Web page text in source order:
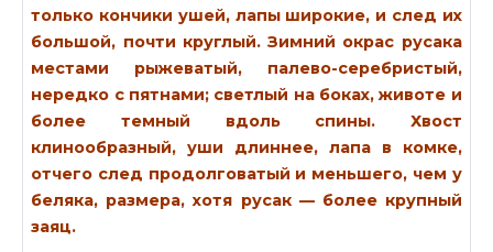
только кончики ушей, лапы широкие, и след их
большой, почти круглый. Зимний окрас русака
местами рыжеватый, палево-серебристый,
нередко с пятнами; светлый на боках, животе и
более темный вдоль спины. Хвост
клинообразный, уши длиннее, лапа в комке,
отчего след продолговатый и меньшего, чем у
беляка, размера, хотя русак — более крупный
заяц.